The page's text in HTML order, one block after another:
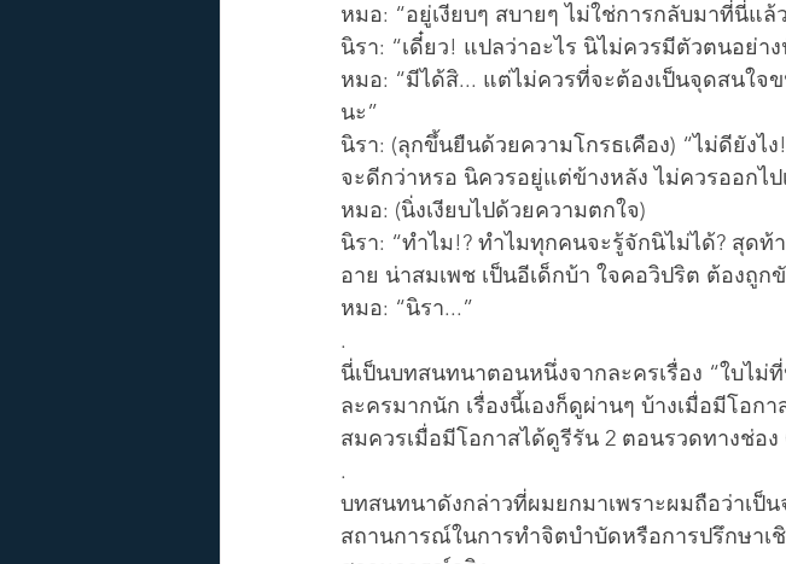
หมอ: “อยู่เงียบๆ สบายๆ ไม่ใช่การกลับมาที่นี่แล้
นิรา: “เดี๋ยว! แปลว่าอะไร นิไม่ควรมีตัวตนอย่า
หมอ: “มีได้สิ... แต่ไม่ควรที่จะต้องเป็นจุดสนใ
นะ”
นิรา: (ลุกขึ้นยืนด้วยความโกรธเคือง) “ไม่ดียังไ
จะดีกว่าหรอ นิควรอยู่แต่ข้างหลัง ไม่ควรออกไ
หมอ: (นิ่งเงียบไปด้วยความตกใจ)
นิรา: “ทำไม!? ทำไมทุกคนจะรู้จักนิไม่ได้? สุด
อาย น่าสมเพช เป็นอีเด็กบ้า ใจคอวิปริต ต้องถูก
หมอ: “นิรา...”
.
นี่เป็นบทสนทนาตอนหนึ่งจากละครเรื่อง “ใบไ
ละครมากนัก เรื่องนี้เองก็ดูผ่านๆ บ้างเมื่อมีโอก
สมควรเมื่อมีโอกาสได้ดูรีรัน 2 ตอนรวดทางช่อ
.
บทสนทนาดังกล่าวที่ผมยกมาเพราะผมถือว่าเป็
สถานการณ์ในการทำจิตบำบัดหรือการปรึกษาเ